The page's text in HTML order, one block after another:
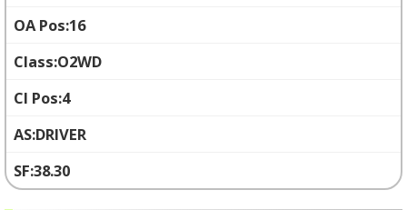
16
O2WD
4
DRIVER
38.30